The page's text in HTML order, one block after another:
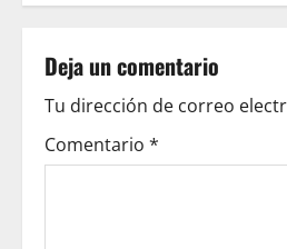
n
a
v
Deja un comentario
Tu dirección de correo
Comentario *